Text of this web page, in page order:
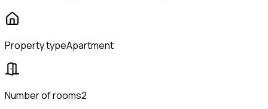
Property typeApartment
Number of rooms2